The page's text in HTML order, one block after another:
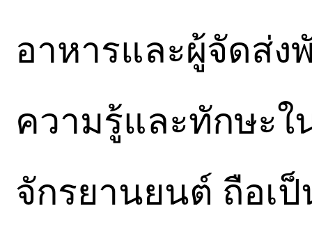
อาหารและผู้จัดส่ง
ความรู้และทักษะใ
จักรยานยนต์ ถือเ